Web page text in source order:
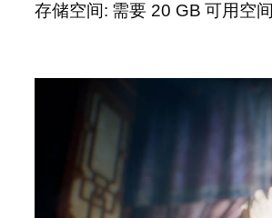
存储空间: 需要 20 GB 可用空间